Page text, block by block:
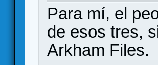
Para mí, el
de esos tres,
Arkham Files.